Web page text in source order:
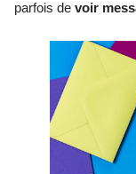
parfois de voir